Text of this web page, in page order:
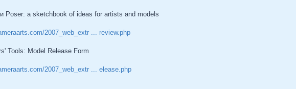
Poser: a sketchbook of ideas for artists and models
2007_web_extr ... review.php
Tools: Model Release Form
2007_web_extr ... elease.php